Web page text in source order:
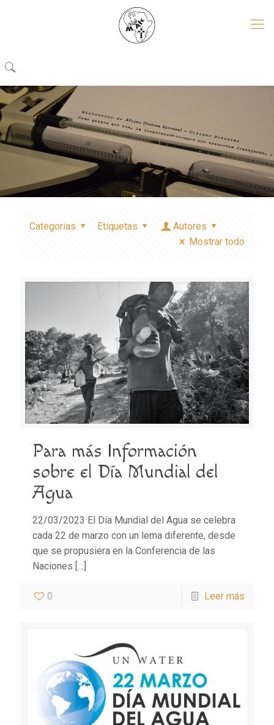
Categorias Etiquetas
Autores
Mostrar todo
Para más Información
sobre el Día Mundial del
Agua
22/03/2023 El Día Mundial del Agua se celebra
cada 22 de marzo con un lema diferente, desde
que se propusiera en la Conferencia de las
Naciones […]
0 Leer más